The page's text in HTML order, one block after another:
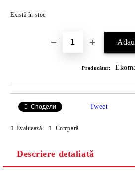
Există în stoc
Producător:
Сподели Tweet
Evaluează Compară
Descriere detaliată